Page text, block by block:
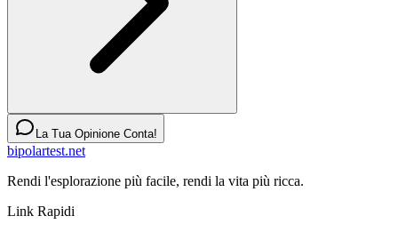
La Tua Opinione Conta!
bipolartest.net
Rendi l'esplorazione più facile, rendi la vita più ricca.
Link Rapidi